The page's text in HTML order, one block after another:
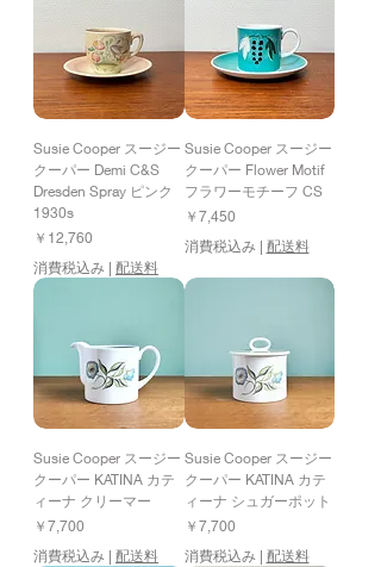
Susie Cooper スージー
クーパー Demi C&S
Dresden Spray ピンク
1930s
価格
￥12,760
消費税込み
配送料
Susie Cooper スージー
クーパー Flower Motif
フラワーモチーフ CS
価格
￥7,450
消費税込み| 配送料
Susie Cooper スージー
クーパー KATINA カテ
ィーナ クリーマー
価格
￥7,700
消費税込み | 配送料
Susie Cooper スージー
クーパー KATINA カテ
ィーナ シュガーポット
価格
￥7,700
消費税込み| 配送料